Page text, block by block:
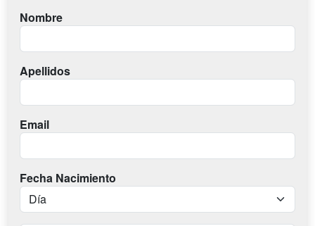
Nombre
Apellidos
Email
Fecha Nacimiento